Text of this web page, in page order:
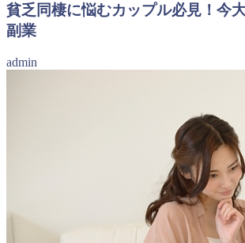
貧乏同棲に悩むカップル必見！今
副業
admin